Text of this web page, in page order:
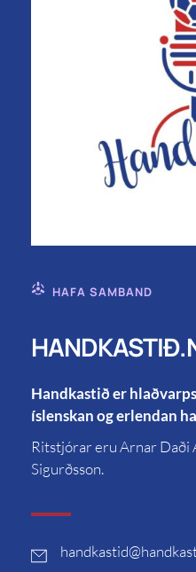
HAFA SAMBAND
Handkastið er
íslenskan og erlendan
Ritstjórar eru Arnar Daði
Sigurðsson.
handkastid